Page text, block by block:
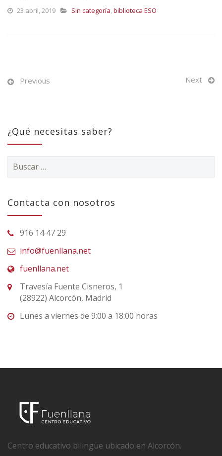
23 abril, 2019 Sin categoría, biblioteca ESO
Previous Next
¿Qué necesitas saber?
Buscar:
Contacta con nosotros
916 14 47 29
info@fuenllana.net
fuenllana.net
Travesía Fuente Cisneros, 1
(28922) Alcorcón, Madrid
Lunes a viernes de 9:00 a 18:00 horas
Centro educativo bilingüe ubicado en Alcorcón.